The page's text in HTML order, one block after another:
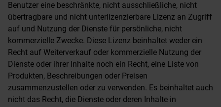
Benutzer eine beschränkte, nicht ausschließliche, nicht
übertragbare und nicht unterlizenzierbare Lizenz an Zugriff
auf und Nutzung der Dienste für persönliche, nicht
kommerzielle Zwecke. Diese Lizenz beinhaltet weder ein
Recht auf Weiterverkauf oder kommerzielle Nutzung der
Dienste oder ihrer Inhalte noch ein Recht, eine Liste von
Produkten, Beschreibungen oder Preisen
zusammenzustellen oder zu verwenden. Es beinhaltet auch
nicht das Recht, die Dienste oder deren Inhalte in